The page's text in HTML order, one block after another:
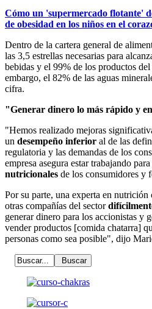
Cómo un 'supermercado flotante'
de obesidad en los niños en el
Dentro de la cartera general de
las 3,5 estrellas necesarias para
bebidas y el 99% de los productos
embargo, el 82% de las aguas
cifra.
"Generar dinero lo más rápido y
"Hemos realizado mejoras
un desempeño inferior al de las
regulatoria y las demandas de los
empresa asegura estar trabajando
nutricionales de los consumidores y
Por su parte, una experta en
otras compañías del sector
generar dinero para los accionistas y
vender productos [comida chatarra]
personas como sea posible", dijo